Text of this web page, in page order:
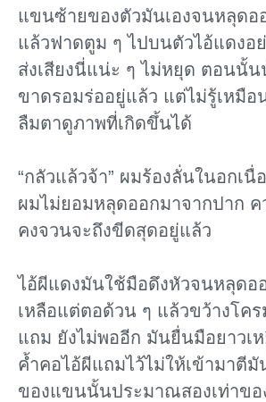
แขนซ้ายของตัวมันเองจนหลุดอ
แล้วฟาดตูม ๆ ไปบนตัวไอ้แดงอ
ส่งเสียงนี่แน่ะ ๆ ไม่หยุด ตอนนั้
ขาดรอมร่ออยู่แล้ว แต่ไม่รู้เหมือ
ลืมตาดูภาพที่เกิดขึ้นได้
“กลัวแล้วจ้า” ผมร้องลั่นในอกเนื่
ผมไม่ยอมหลุดออกมาจากปาก ค
คงจวนจะถึงขีดสุดอยู่แล้ว
ไอ้ผีแดงมันใช้มือดึงหัวจนหลุดอ
เหลือแต่ตอด้วน ๆ แล้วขว้างโค
แถม ยังไม่พออีก มันยื่นมือยาวเ
ค้ำคอไอ้ผีแถมไว้ไม่ให้เข้ามาตีมั
ของแขนนั้นประมาณสองเท่าขอ